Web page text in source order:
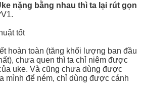
nặng bằng nhau thì ta lại rút gọn
tốt
hoàn toàn (tăng khối lượng ban đầu
chưa quen thì ta chỉ niêm được
uke. Và cũng chưa dùng được
mình để ném, chỉ dùng được cánh